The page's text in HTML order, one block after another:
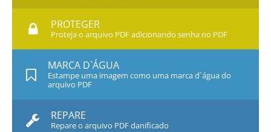
PROTEGER
Proteja o arquivo PDF adicionando senha no PDF
MARCA D`ÁGUA
Estampe uma imagem como uma marca d`água do
arquivo PDF
REPARE
Repare o arquivo PDF danificado